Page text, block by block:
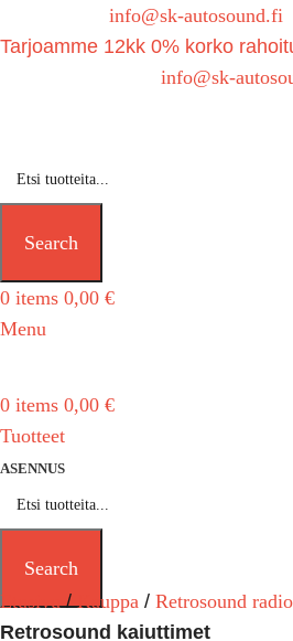
info@sk-autosound.fi
Tarjoamme 12kk 0% korko
info@sk-
Search
0 items 0,00 €
Menu
0 items 0,00 €
Tuotteet
ASENNUS
Search
Etusivu
Kauppa
Retrosound
Retrosound kaiuttimet